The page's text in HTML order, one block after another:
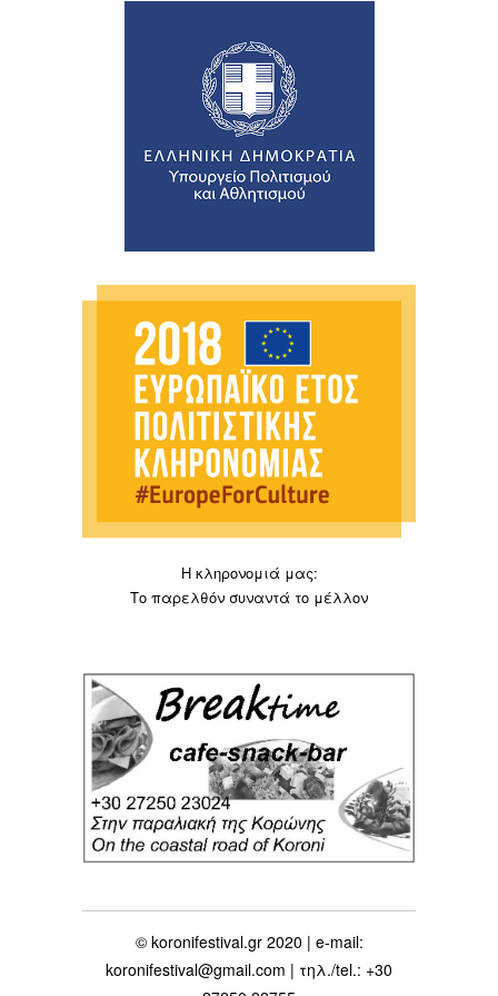
Η κληρονομιά μας:
Το παρελθόν συναντά το μέλλον
© koronifestival.gr 2020 | e-mail:
koronifestival@gmail.com | τηλ./tel.: +30